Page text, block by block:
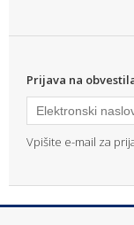
Prijava na
Vpišite e-mail za